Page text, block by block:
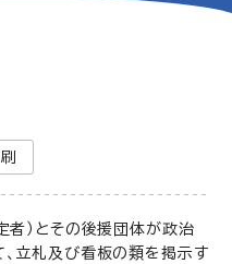
者）とその後援団体が政治
立札及び看板の類を掲示す